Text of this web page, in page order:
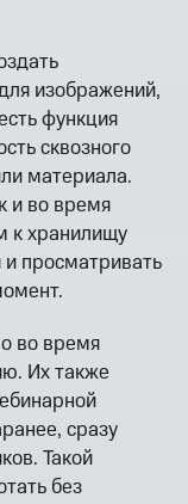
изображений,
функция
сквозного
материала.
и во время
к хранилищу
просматривать
во время
Их также
сразу
Такой
без